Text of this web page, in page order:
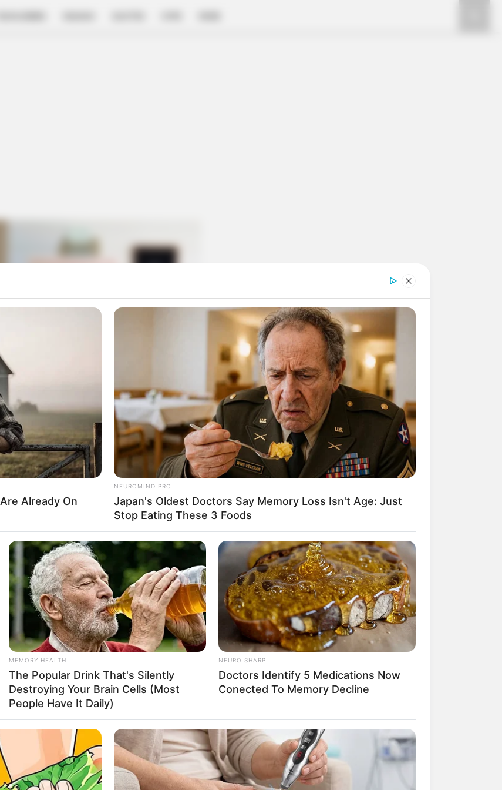
10 Ide
Arsip Jadi
TELEGRAM LINE
Serem! 9 Chat Ojek Online &
Pelanggan Ini Bikin Auto
Already On
NEUROMIND PRO
Japan's Oldest Doctors Say Memory Loss Isn't Age: Just
Stop Eating These 3 Foods
MEMORY HEALTH
The Popular Drink That's Silently
Destroying Your Brain Cells (Most
People Have It Daily)
NEURO SHARP
Doctors Identify 5 Medications Now
Conected To Memory Decline